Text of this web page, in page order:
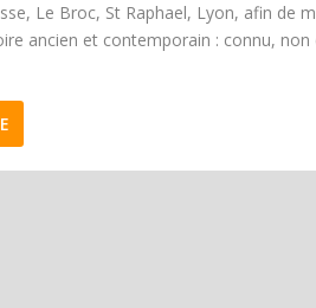
Le Broc, St Raphael, Lyon, afin de
ancien et contemporain : connu, non